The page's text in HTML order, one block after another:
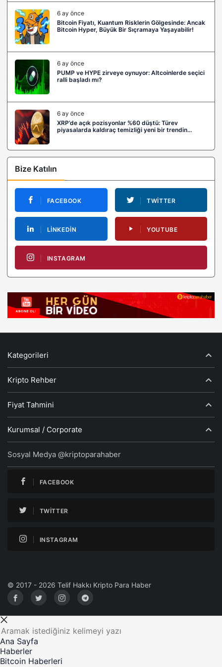
6 ay önce
Bitcoin Fiyatı, Kuantum Risklerin Gölgesinde: Ancak
Bitcoin Hyper, Büyük Bir Sıçramaya Yaşayabilir!
6 ay önce
PUMP ve HYPE zirveye oynuyor: Altcoinlerde seçici
ralli başladı mı?
6 ay önce
XRP’de açık pozisyonlar %60 düştü: Türev
piyasalarda kaldıraç temizliği yeni bir trendin
Bize Katılın
FACEBOOK TWITTER
LINKEDIN YOUTUBE
INSTAGRAM
Kategorileri
Kripto Rehber
Fiyat Tahmini
Kurumsal / Corporate
Sosyal Medya @kriptoparahaber
FACEBOOK
TWITTER
INSTAGRAM
© 2017 - 2026 Telif Hakkı Kripto Para Haber
Ana Sayfa
Haberler
Bitcoin Haberleri